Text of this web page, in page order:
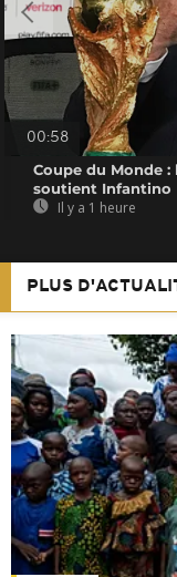
00:58
Coupe du Monde
soutient Infantino
Il y a 1 heure
PLUS